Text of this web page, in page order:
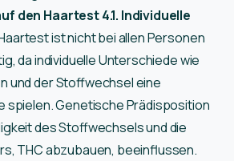
den Haartest4.1. Individuelle
ist nicht bei allen Personen
da individuelle Unterschiede wie
und der Stoffwechsel eine
spielen. Genetische Prädisposition
des Stoffwechsels und die
THC abzubauen, beeinflussen.